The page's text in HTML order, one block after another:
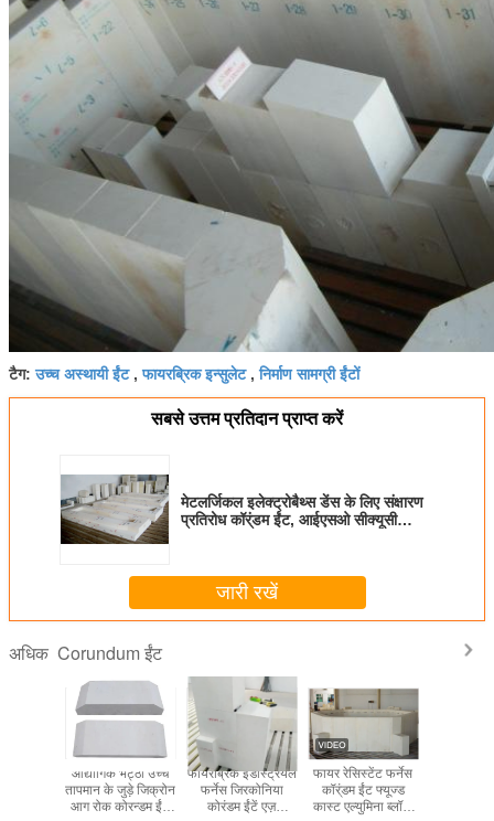
टैग:उच्च अस्थायी ईंट,फायरब्रिक इन्सुलेट,निर्माण सामग्री ईंटों
सबसे उत्तम प्रतिदान प्राप्त करें
मेटलर्जिकल इलेक्ट्रोबैथ्स डेंस के लिए संक्षारण
प्रतिरोध कॉर्ंडम ईंट, आईएसओ सीक्यूसी
जारी रखें
अधिक Corundum ईंट
औद्योगिक भट्ठा उच्च
तापमान के जुड़े जिक्रोन
आग रोक कोरन्डम ईंट
फायरब्रिक इंडस्ट्रियल
फर्नेस जिरकोनिया
कोरंडम ईंटें एज़
फायर रेसिस्टेंट फर्नेस
कॉर्ंडम ईंट फ्यूज्ड
कास्ट एल्युमिना ब्लॉक